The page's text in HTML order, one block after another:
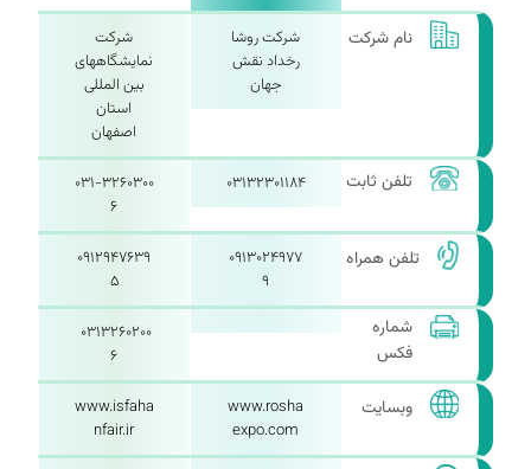
نام شرکت
شرکت روشا
رخداد نقش
جهان
شرکت
نمایشگاههای
بین المللی
استان
اصفهان
تلفن ثابت ۰۳۱۳۲۳۰۱۱۸۴
۰۳۱-۳۲۶۰۳۰۰
۶
تلفن همراه
۰۹۱۳۰۲۴۹۷۷
۹
۰۹۱۲۹۴۷۶۳۹
۵
شماره
فکس
۰۳۱۳۲۶۰۲۰۰
۶
وبسایت
www.rosha
expo.com
www.isfaha
nfair.ir